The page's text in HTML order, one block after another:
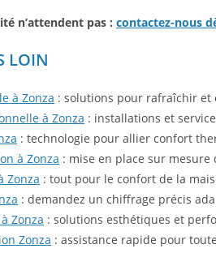
n’attendent pas : contactez-nous
LOIN
à Zonza : solutions pour rafraîchir et
à Zonza : installations et
: technologie pour allier confort
à Zonza : mise en place sur mesure
Zonza : tout pour le confort de la
: demandez un chiffrage précis
Zonza : solutions esthétiques et
Zonza : assistance rapide pour